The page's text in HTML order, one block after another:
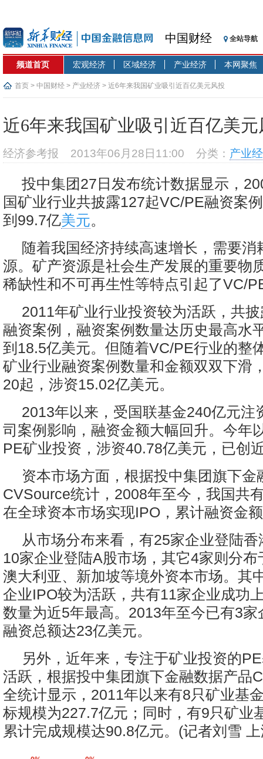
中国财经 全站导航
频道首页 宏观经济 区域经济 产业经济 本网聚焦
首页 > 中国财经 > 产业经济 > 近6年来我国矿业吸引近百亿美元风投
近6年来我国矿业吸引近百亿美元
经济参考报 2013年06月28日11:00 分类： 产业
投中集团27日发布统计数据显示，
国矿业行业共披露127起VC/PE融资案
到99.7亿美元。
随着我国经济持续高速增长，需要消
源。矿产资源是社会生产发展的重要物
稀缺性和不可再生性等特点引起了VC/
2011年矿业行业投资较为活跃，共
融资案例，融资案例数量达历史最高水
到18.5亿美元。但随着VC/PE行业的整
矿业行业融资案例数量和金额双双下滑
20起，涉资15.02亿美元。
2013年以来，受国联基金240亿元注
司案例影响，融资金额大幅回升。今年
PE矿业投资，涉资40.78亿美元，已创
资本市场方面，根据投中集团旗下金
CVSource统计，2008年至今，我国共
在全球资本市场实现IPO，累计融资金
从市场分布来看，有25家企业登陆
10家企业登陆A股市场，其它4家则分
澳大利亚、新加坡等境外资本市场。其
企业IPO较为活跃，共有11家企业成功
数量为近5年最高。2013年至今已有3家
融资总额达23亿美元。
另外，近年来，专注于矿业投资的
活跃，根据投中集团旗下金融数据产品
全统计显示，2011年以来有8只矿业基
标规模为227.7亿元；同时，有9只矿业
累计完成规模达90.8亿元。 (记者刘雪